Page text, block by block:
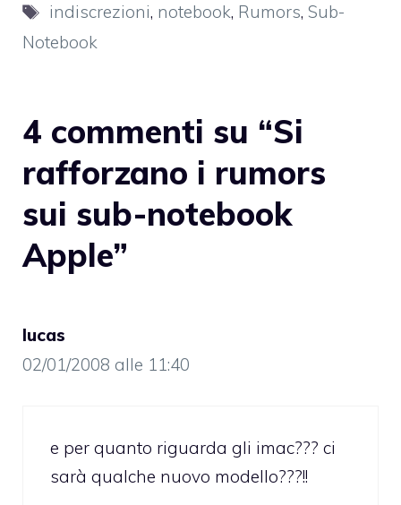
Tag
indiscrezioni, notebook, Rumors,Sub-
Notebook
4 commenti su “Si
rafforzano i rumors
sui sub-notebook
Apple”
lucas
02/01/2008 alle 11:40
e per quanto riguarda gli imac??? ci
sarà qualche nuovo modello???!!